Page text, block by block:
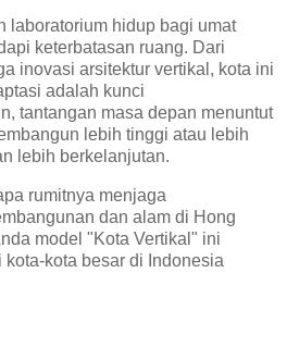
laboratorium hidup bagi umat
keterbatasan ruang. Dari
inovasi arsitektur vertikal, kota ini
adalah kunci
tantangan masa depan menuntut
lebih tinggi atau lebih
lebih berkelanjutan.
rumitnya menjaga
dan alam di Hong
model "Kota Vertikal" ini
kota besar di Indonesia